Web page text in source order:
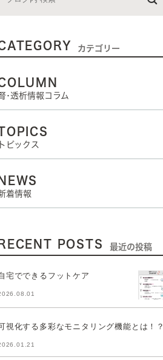
カテゴリー
･透析情報コラム
ピックス
着情報
POSTS 最近の投稿
宅でできるフットケア
視化する多彩なモニタリング機能とは！？